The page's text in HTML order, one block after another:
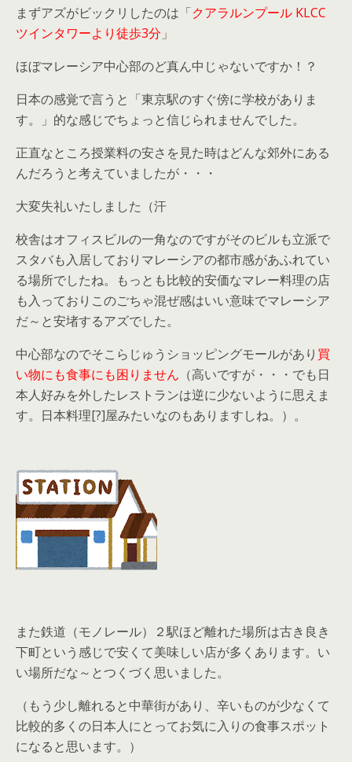
まずアズがビックリしたのは「クアラルンプール KLCC
ツインタワーより徒歩3分 」
ほぼマレーシア中心部のど真ん中じゃないですか！？
日本の感覚で言うと「東京駅のすぐ傍に学校がありま
す。」的な感じでちょっと信じられませんでした。
正直なところ授業料の安さを見た時はどんな郊外にある
んだろうと考えていましたが・・・
大変失礼いたしました（汗
校舎はオフィスビルの一角なのですがそのビルも立派で
スタバも入居しておりマレーシアの都市感があふれてい
る場所でしたね。もっとも比較的安価なマレー料理の店
も入っておりこのごちゃ混ぜ感はいい意味でマレーシア
だ～と安堵するアズでした。
中心部なのでそこらじゅうショッピングモールがあり 買
い物にも食事にも困りません （高いですが・・・でも日
本人好みを外したレストランは逆に少ないように思えま
す。日本料理[?]屋みたいなのもありますしね。）。
また鉄道（モノレール）２駅ほど離れた場所は古き良き
下町という感じで安くて美味しい店が多くあります。い
い場所だな～とつくづく思いました。
（もう少し離れると中華街があり、辛いものが少なくて
比較的多くの日本人にとってお気に入りの食事スポット
になると思います。）